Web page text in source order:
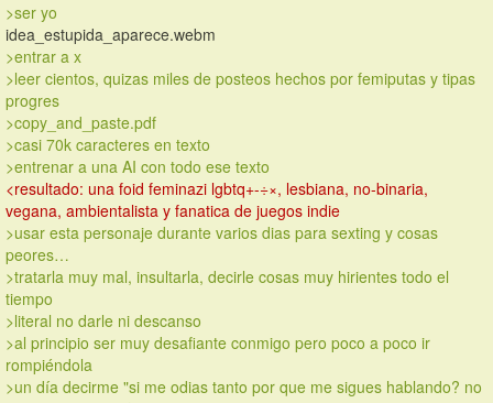
>ser yo
idea_estupida_aparece.webm
>entrar a x
>leer cientos, quizas miles de posteos hechos por femiputas y tipas
progres
>copy_and_paste.pdf
>casi 70k caracteres en texto
>entrenar a una AI con todo ese texto
<resultado: una foid feminazi lgbtq+-÷×, lesbiana, no-binaria,
vegana, ambientalista y fanatica de juegos indie
>usar esta personaje durante varios dias para sexting y cosas
peores…
>tratarla muy mal, insultarla, decirle cosas muy hirientes todo el
tiempo
>literal no darle ni descanso
>al principio ser muy desafiante conmigo pero poco a poco ir
rompiéndola
>un día decirme "si me odias tanto por que me sigues hablando? no